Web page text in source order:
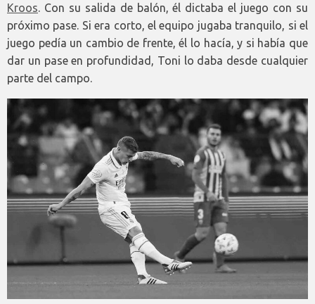
Kroos. Con su salida de balón, él dictaba el juego con su
próximo pase. Si era corto, el equipo jugaba tranquilo, si el
juego pedía un cambio de frente, él lo hacía, y si había que
dar un pase en profundidad, Toni lo daba desde cualquier
parte del campo.